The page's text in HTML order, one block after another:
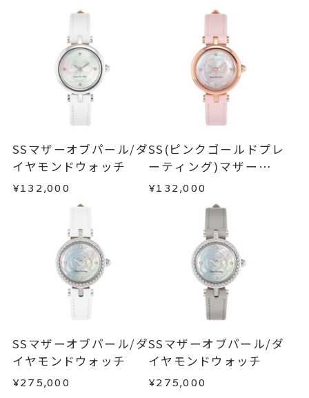
ケース 縦：約23.8mm 横：約2
3.8mm 厚さ：約6.9mm
ベルト 幅 最大：約14.7mm(プ
ッシュ部) 最小：約10mm(ベルト
文字盤カラー：ブルー
ムーブメント：クオーツ
※スマートフォンや磁器ネックレ
ス、マグネットを使用しているも
のの近くで保管しますと不具合を
起こしやすくなりますので、ご注
意ください。
防水性：日常生活防水(3気圧)
※水滴がつく程度は問題ございま
せんが、水仕事など流水を使用す
る場合はお外しください。
※濡れた手でのリュウズ操作はお
控えください。
例：金曜日17時までのご注文→翌週火曜日までに
発送いたします。
■お届け目安が「約1ヶ月半以内～」の商品
ご注文いただいてから在庫状況を確認いたしま
・在庫のご用意ができる場合： 約1週間～1ヶ月以
内を目安に発送いたします。
・受注生産となる場合： 商品ページに記載のある
目安日数を頂戴し、一から製作いたします。
※お急ぎの方はご注文前にお問い合わせくださ
い。事前に現在の納期状況を確認いたします。
お届け予定日はご注文から2営業日以内にメールに
てご案内いたします。
ご注文状況が「注文済み」の場合に限り、キャ
ンセルを承ります。
メンバーシップ未登録のお客さまは、お問い合
わせフォームよりご連絡ください。
返品・交換以下の場合、商品の返品・交換・返金
は承りかねます。
・一度ご使用になった商品
・受注生産の商品
・お客さまのお手元で傷や汚れが発生した商品
・到着後ご連絡無く7日以上経過した商品
・刻印をお入れした商品
・過度な交換・返品を繰り返している場合
商品の品質には万全を期しておりますが、万が一
不良品の場合、またはご注文のお品と異なる場合
は、早急に商品を交換させていただきます。
お手数ですが商品到着後7日間以内に、お電話また
はお問い合わせフォームよりご連絡ください。
この場合の返送料は弊社にて負担いたしますの
で、着払いにてご返送ください。
詳細はこちら
SSマザーオブパール/ダ
イヤモンドウォッチ
¥132,000
SS(ピンクゴールドプレ
ーティング)マザーオブ
パール/ダイヤモンドウ
¥132,000
SSマザーオブパール/ダ
イヤモンドウォッチ
¥275,000
SSマザーオブパール/ダ
イヤモンドウォッチ
¥275,000